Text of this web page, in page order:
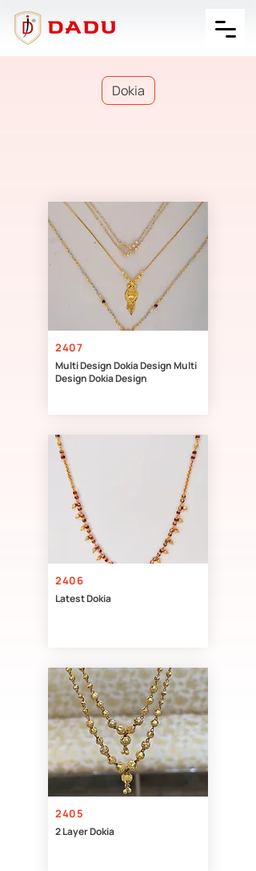
Dokia
2407
Multi Design Dokia Design Multi
Design Dokia Design
2406
Latest Dokia
2405
2 Layer Dokia